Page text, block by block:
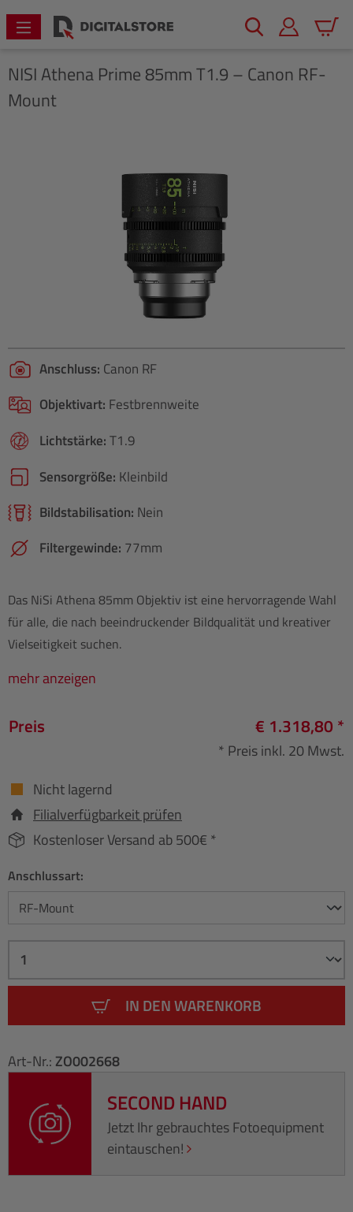
springen
NISIAthena Prime 85mm T1.9 – Canon RF-
Mount
Anschluss: Canon RF
Objektivart: Festbrennweite
Lichtstärke:T1.9
Sensorgröße: Kleinbild
Bildstabilisation: Nein
Filtergewinde: 77mm
Das NiSi Athena 85mm Objektiv ist eine hervorragende Wahl
für alle, die nach beeindruckender Bildqualität und kreativer
Vielseitigkeit suchen.
mehr anzeigen
Preis € 1.318,80 *
* Preis inkl. 20 Mwst.
Nicht lagernd
Filialverfügbarkeit prüfen
Kostenloser Versand ab 500€ *
Anschlussart:
IN DEN WARENKORB
Art-Nr.: ZO002668
SECOND HAND
Jetzt Ihr gebrauchtes Fotoequipment
eintauschen!